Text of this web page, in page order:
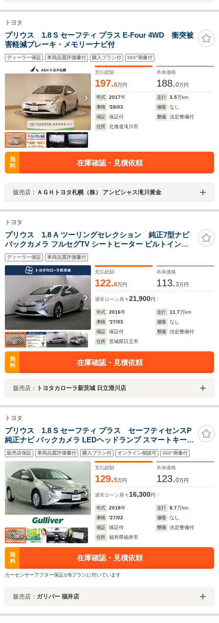
トヨタ
プリウス 1.8 S セーフティ プラス E-Four 4WD 衝突被
害軽減ブレーキ・メモリーナビ付
ディーラー保証 車両品質評価書付 購入プラン付 360°画像付
支払総額
197.6万円
本体価格
188.0万円
年式 2017年 走行 3.5万km
車検
'28/03 修復
なし
保証
保証付 整備
法定整備付
住所
北海道滝川市
無
料
在庫確認・見積依頼
販売店： ＡＧＨトヨタ札幌（株） アンビシャス滝川黄金
トヨタ
プリウス 1.8 A ツーリングセレクション 純正7型ナビ
バックカメラ フルセグTV シートヒーター ビルトイン
ETC クリアランスソナー
ディーラー保証 車両品質評価書付
支払総額
122.6万円
本体価格
113.3万円
通常ローン 月々21,900円
年式 2016年 走行 11.7万km
車検
'27/03 修復
なし
保証
保証付 整備
法定整備付
住所
茨城県日立市
無
料
在庫確認・見積依頼
販売店： トヨタカローラ新茨城 日立滑川店
トヨタ
プリウス 1.8 S セーフティ プラス セーフティセンスP
純正ナビ バックカメラ LEDヘッドランプ スマートキー
純正15インチアルミホイール LEDフォグランプ ブラック
ファブリックシート クリアランスソナー パーキングアシ
販売店保証 車両品質評価書付 購入プラン付 オンライン相談可 360°画像付
支払総額
129.5万円
本体価格
123.0万円
通常ローン 月々 16,300円
年式 2018年 走行 8.7万km
車検
'27/02 修復
なし
保証
保証付 整備
法定整備付
住所
福井県福井市
無
料
在庫確認・見積依頼
カーセンサーアフター保証がBプランに付いています
販売店： ガリバー 福井店